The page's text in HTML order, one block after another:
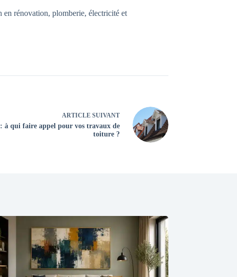
en rénovation, plomberie, électricité et
ARTICLESUIVANT
à qui faire appel pour vos travaux de
toiture ?